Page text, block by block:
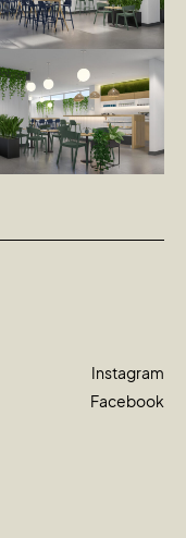
Instagram
Facebook